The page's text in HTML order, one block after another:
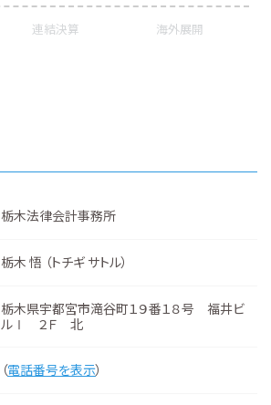
連結決算 海外展開
栃木法律会計事務所
栃木 悟 （トチギ サトル）
栃木県宇都宮市滝谷町１９番１８号 福井ビ
ルⅠ ２Ｆ 北
（電話番号を表示）